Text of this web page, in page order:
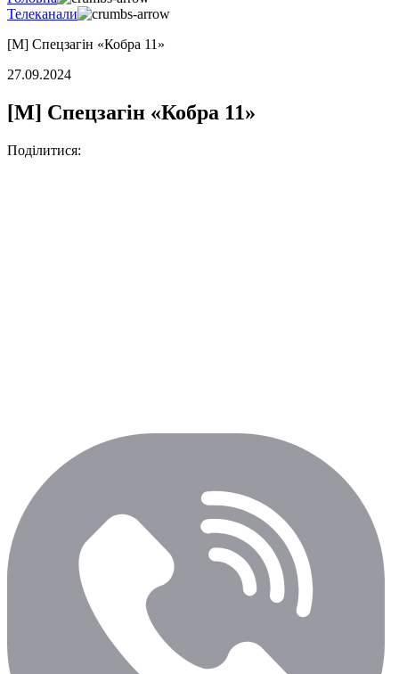
Телеканали
[M] Спецзагін «Кобра 11»
27.09.2024
[M] Спецзагін «Кобра 11»
Поділитися: